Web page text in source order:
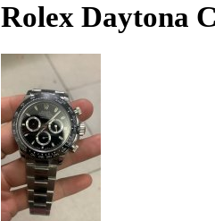
Rolex Daytona